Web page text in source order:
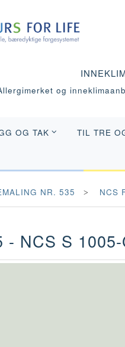
og
OG TAK TIL TRE
NR. 535 NCS
- NCS S